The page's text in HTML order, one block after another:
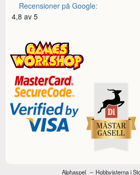
Recensioner på Google:
4,8 av 5
Alphaspel Hobbyisterna i